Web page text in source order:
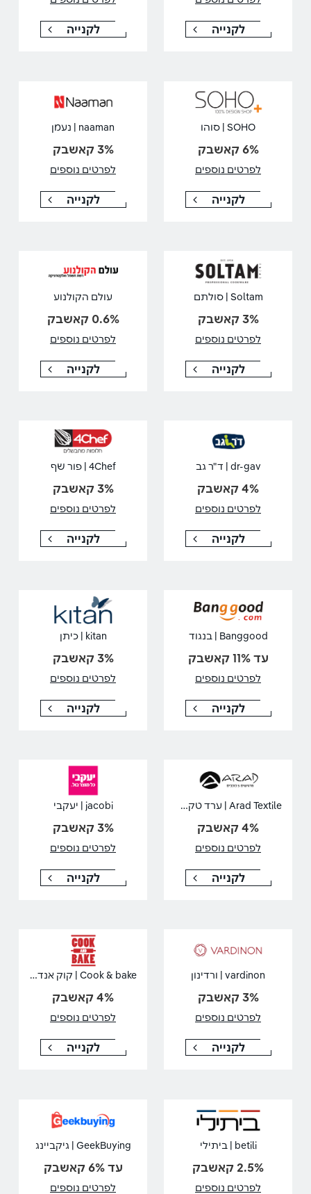
לקנייה לקנייה
SOHO | סוהו
6% קאשבק
לפרטים נוספים
לקנייה
naaman | נעמן
3% קאשבק
לפרטים נוספים
לקנייה
Soltam | סולתם
3% קאשבק
לפרטים נוספים
לקנייה
עולם הקולנוע
0.6% קאשבק
לפרטים נוספים
לקנייה
dr-gav | ד"ר גב
4% קאשבק
לפרטים נוספים
לקנייה
4Chef | פור שף
3% קאשבק
לפרטים נוספים
לקנייה
Banggood | בנגוד
עד 11% קאשבק
לפרטים נוספים
לקנייה
kitan | כיתן
3% קאשבק
לפרטים נוספים
לקנייה
Arad Textile | ערד טקסטיל
4% קאשבק
לפרטים נוספים
לקנייה
jacobi | יעקבי
3% קאשבק
לפרטים נוספים
לקנייה
vardinon | ורדינון
3% קאשבק
לפרטים נוספים
לקנייה
Cook & bake | קוק אנד בייק
4% קאשבק
לפרטים נוספים
לקנייה
betili | ביתילי
2.5% קאשבק
לפרטים נוספים
GeekBuying | גיקביינג
עד 6% קאשבק
לפרטים נוספים